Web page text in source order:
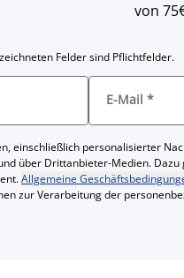
von
Felder sind Pflichtfelder.
E-Mail *
einschließlich personalisierter
über Drittanbieter-Medien.
Allgemeine
zur Verarbeitung der